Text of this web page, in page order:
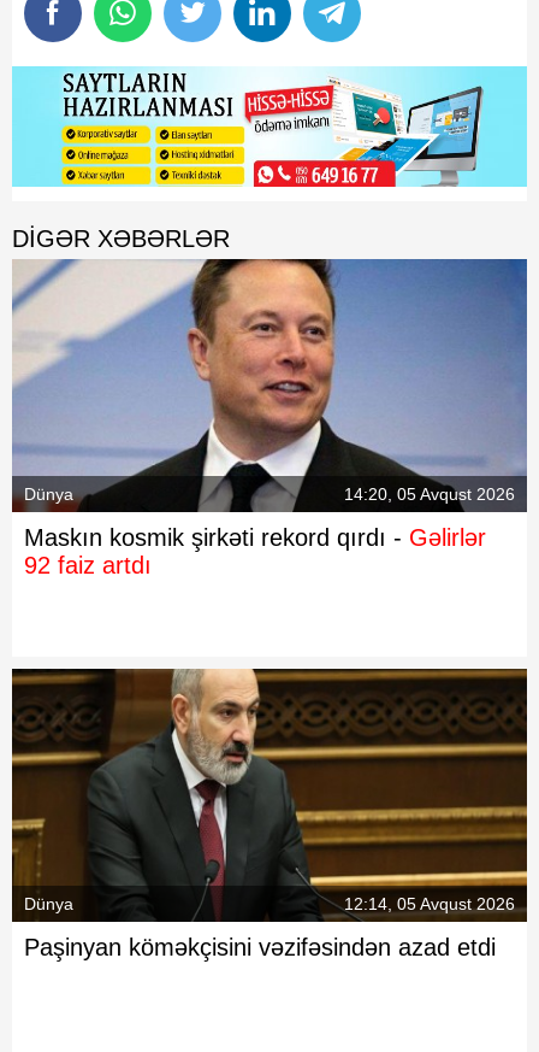
DIGƏR XƏBƏRLƏR
Dünya 14:20, 05 Avqust 2026
Maskın kosmik şirkəti rekord qırdı - Gəlirlər
92 faiz artdı
Dünya 12:14, 05 Avqust 2026
Paşinyan köməkçisini vəzifəsindən azad etdi